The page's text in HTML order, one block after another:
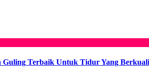
Guling Terbaik Untuk Tidur Yang